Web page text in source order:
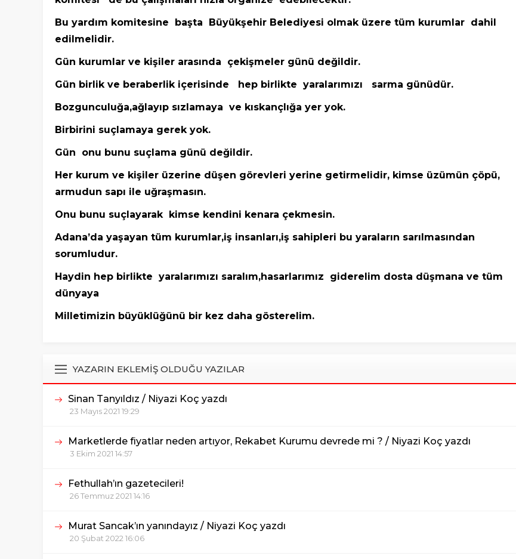
Bu yardım komitesine başta Büyükşehir Belediyesi olmak üzere tüm kurumlar dahil
edilmelidir.
Gün kurumlar ve kişiler arasında çekişmeler günü değildir.
Gün birlik ve beraberlik içerisinde hep birlikte yaralarımızı sarma günüdür.
Bozgunculuğa,ağlayıp sızlamaya ve kıskançlığa yer yok.
Birbirini suçlamaya gerek yok.
Gün onu bunu suçlama günü değildir.
Her kurum ve kişiler üzerine düşen görevleri yerine getirmelidir, kimse üzümün çöpü,
armudun sapı ile uğraşmasın.
Onu bunu suçlayarak kimse kendini kenara çekmesin.
Adana’da yaşayan tüm kurumlar,iş insanları,iş sahipleri bu yaraların sarılmasından
sorumludur.
Haydin hep birlikte yaralarımızı saralım,hasarlarımız giderelim dosta düşmana ve tüm
dünyaya
Milletimizin büyüklüğünü bir kez daha gösterelim.
YAZARIN EKLEMİŞ OLDUĞU YAZILAR
Sinan Tanyıldız / Niyazi Koç yazdı
23 Mayıs 2021 19:29
Marketlerde fiyatlar neden artıyor, Rekabet Kurumu devrede mi ? / Niyazi Koç yazdı
3 Ekim 2021 14:57
Fethullah’ın gazetecileri!
26 Temmuz 2021 14:16
Murat Sancak’ın yanındayız / Niyazi Koç yazdı
20 Şubat 2022 16:06